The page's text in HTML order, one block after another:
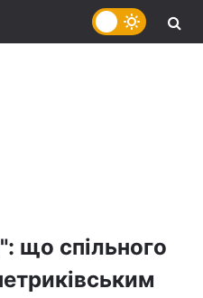
що спільного